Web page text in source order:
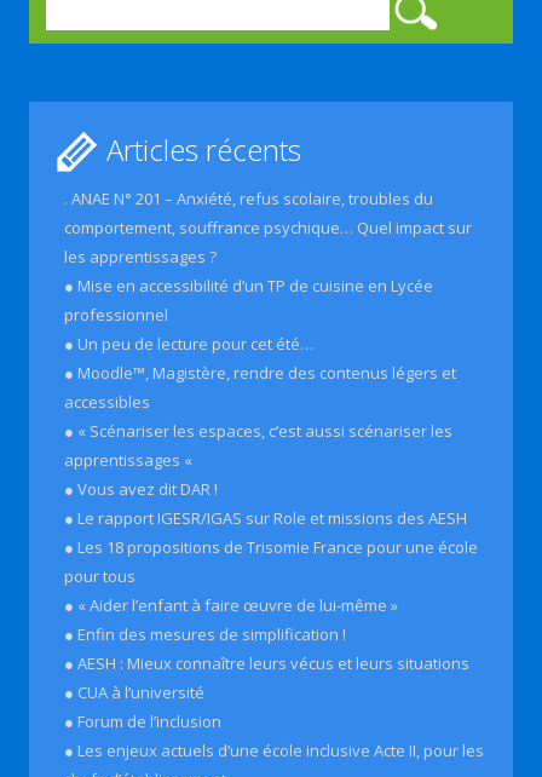
Articles récents
. ANAE N° 201 – Anxiété, refus scolaire, troubles du
comportement, souffrance psychique… Quel impact sur
les apprentissages ?
● Mise en accessibilité d’un TP de cuisine en Lycée
professionnel
● Un peu de lecture pour cet été…
● Moodle™, Magistère, rendre des contenus légers et
accessibles
● « Scénariser les espaces, c’est aussi scénariser les
apprentissages «
● Vous avez dit DAR !
● Le rapport IGESR/IGAS sur Role et missions des AESH
● Les 18 propositions de Trisomie France pour une école
pour tous
● « Aider l’enfant à faire œuvre de lui-même »
● Enfin des mesures de simplification !
● AESH : Mieux connaître leurs vécus et leurs situations
● CUA à l’université
● Forum de l’inclusion
● Les enjeux actuels d’une école inclusive Acte II, pour les